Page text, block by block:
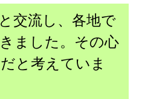
交流し、各地で
ました。その心
と考えていま